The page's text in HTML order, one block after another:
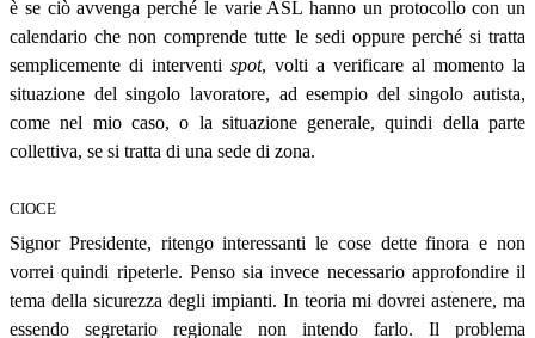
è se ciò avvenga perché le varie ASL hanno un protocollo con un
calendario che non comprende tutte le sedi oppure perché si tratta
semplicemente di interventi spot, volti a verificare al momento la
situazione del singolo lavoratore, ad esempio del singolo autista,
come nel mio caso, o la situazione generale, quindi della parte
collettiva, se si tratta di una sede di zona.
CIOCE
Signor Presidente, ritengo interessanti le cose dette finora e non
vorrei quindi ripeterle. Penso sia invece necessario approfondire il
tema della sicurezza degli impianti. In teoria mi dovrei astenere, ma
essendo segretario regionale non intendo farlo. Il problema